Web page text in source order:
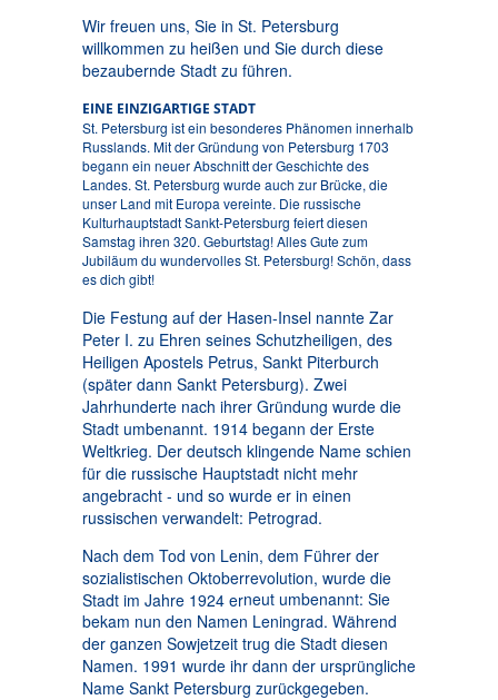
Wir freuen uns, Sie in St. Petersburg
willkommen zu heißen und Sie durch diese
bezaubernde Stadt zu führen.
EINE EINZIGARTIGE STADT
St. Petersburg ist ein besonderes Phänomen innerhalb
Russlands. Mit der Gründung von Petersburg 1703
begann ein neuer Abschnitt der Geschichte des
Landes. St. Petersburg wurde auch zur Brücke, die
unser Land mit Europa vereinte. Die russische
Kulturhauptstadt Sankt-Petersburg feiert diesen
Samstag ihren 320. Geburtstag! Alles Gute zum
Jubiläum du wundervolles St. Petersburg! Schön, dass
es dich gibt!
Die Festung auf der Hasen-Insel nannte Zar
Peter I. zu Ehren seines Schutzheiligen, des
Heiligen Apostels Petrus, Sankt Piterburch
(später dann Sankt Petersburg). Zwei
Jahrhunderte nach ihrer Gründung wurde die
Stadt umbenannt. 1914 begann der Erste
Weltkrieg. Der deutsch klingende Name schien
für die russische Hauptstadt nicht mehr
angebracht - und so wurde er in einen
russischen verwandelt: Petrograd.
Nach dem Tod von Lenin, dem Führer der
sozialistischen Oktoberrevolution, wurde die
Stadt im Jahre 1924 erneut umbenannt: Sie
bekam nun den Namen Leningrad. Während
der ganzen Sowjetzeit trug die Stadt diesen
Namen. 1991 wurde ihr dann der ursprüngliche
Name Sankt Petersburg zurückgegeben.